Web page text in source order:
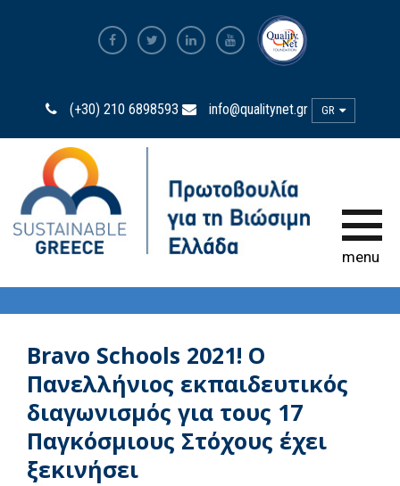
Companies
Η Πρωτοβουλία
Πρεσβευτές Βιωσιμότητας
Η Δύναμη της Συμμετοχής
Βιωσιμότητας
Awards
Ελληνικός Κώδικας
Βιωσιμότητας
In Action SDGs Hub
(+30) 210 6898593 info@qualitynet.gr GR
menu
Bravo Schools 2021! Ο
Πανελλήνιος εκπαιδευτικός
διαγωνισμός για τους 17
Παγκόσμιους Στόχους έχει
ξεκινήσει